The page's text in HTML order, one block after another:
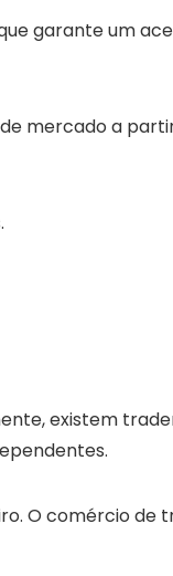
garante um
mercado a
existem
O comércio de